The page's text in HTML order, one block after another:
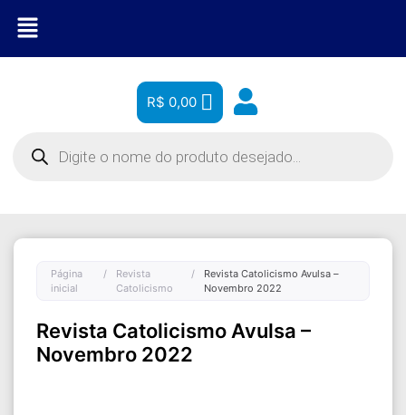
R$ 0,00
Página
inicial
/
Revista
Catolicismo
/
Revista Catolicismo Avulsa –
Novembro 2022
Revista Catolicismo Avulsa –
Novembro 2022